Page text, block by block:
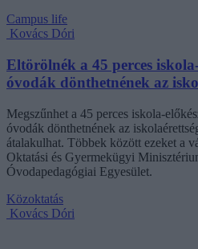
Campus life
Kovács Dóri
Eltörölnék a 45 perces
óvodák dönthetnének az
Megszűnhet a 45 perces iskola-
óvodák dönthetnének az
átalakulhat. Többek között ezeket a
Oktatási és Gyermekügyi
Óvodapedagógiai Egyesület.
Közoktatás
Kovács Dóri